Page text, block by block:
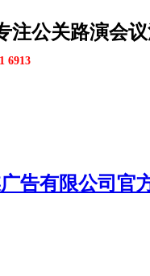
注公关路演会
6913